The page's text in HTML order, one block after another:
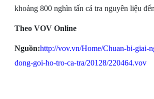
khoảng 800 nghìn tấn cá tra nguyên liệu
Theo VOV Online
Nguồn:http://vov.vn/Home/Chuan-bi-giai-
dong-goi-ho-tro-ca-tra/20128/220464.vov